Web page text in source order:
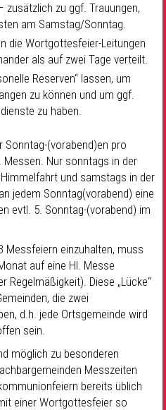
zusätzlich zu ggf. Trauungen,
am Samstag/Sonntag.
die Wortgottesfeier-Leitungen
als auf zwei Tage verteilt.
Reserven“ lassen, um
zu können und um ggf.
zu haben.
Sonntag-(vorabend)en pro
Nur sonntags in der
und samstags in der
jedem Sonntag(vorabend) eine
evtl. 5. Sonntag-(vorabend) im
Messfeiern einzuhalten, muss
auf eine Hl. Messe
Regelmäßigkeit). Diese „Lücke“
die zwei
d.h. jede Ortsgemeinde wird
sein.
möglich zu besonderen
Messzeiten
bereits üblich
einer Wortgottesfeier so